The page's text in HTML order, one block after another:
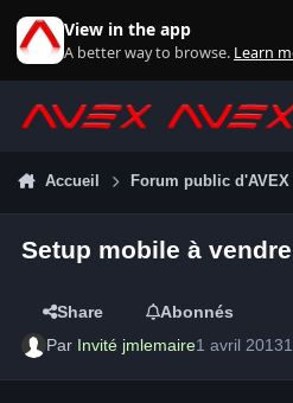
View in the app
A better way to browse. Learn
Accueil Forum public d'AVEX
Setup mobile à
Share
Abonnés
Par Invité jmlemaire1 avril 2013